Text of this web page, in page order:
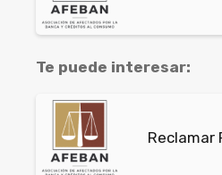
Te puede interesar:
Reclamar